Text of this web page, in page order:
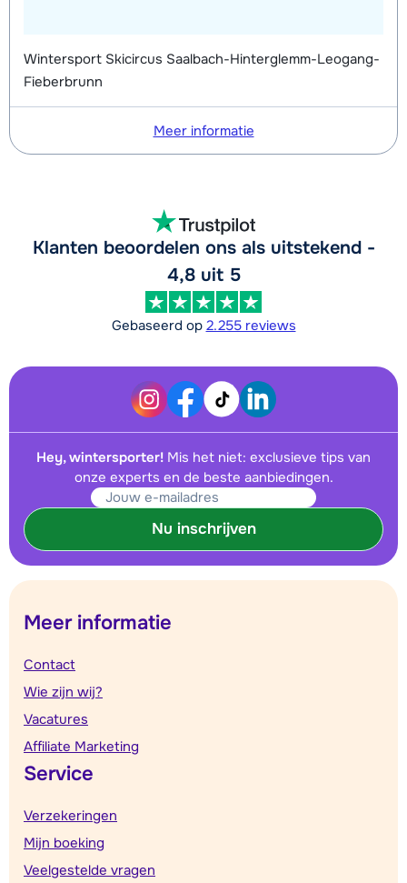
Wintersport Skicircus Saalbach-Hinterglemm-Leogang-
Fieberbrunn
Meer informatie
Klanten beoordelen ons als uitstekend -
4,8 uit 5
Gebaseerd op 2.255 reviews
Hey, wintersporter! Mis het niet: exclusieve tips van
onze experts en de beste aanbiedingen.
Nu inschrijven
Meer informatie
Contact
Wie zijn wij?
Vacatures
Affiliate Marketing
Service
Verzekeringen
Mijn boeking
Veelgestelde vragen